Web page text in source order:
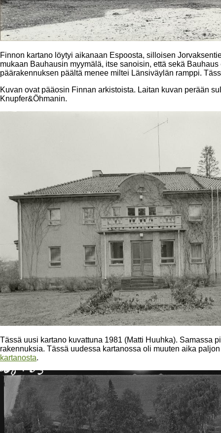
Finnon kartano löytyi aikanaan Espoosta, silloisen
mukaan Bauhausin myymälä, itse sanoisin, että sekä
päärakennuksen päältä menee miltei Länsiväylän ramppi.
Kuvan ovat pääosin Finnan arkistoista. Laitan kuvan perään
Knupfer&Öhmanin.
Tässä uusi kartano kuvattuna 1981 (Matti Huuhka). Samassa
rakennuksia. Tässä uudessa kartanossa oli muuten aika
kartanosta.